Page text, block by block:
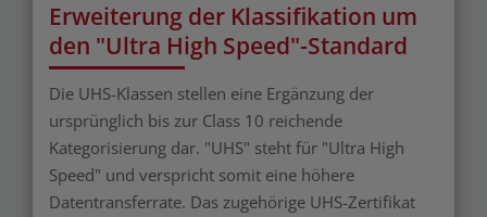
Erweiterung der Klassifikation um
den "Ultra High Speed"-Standard
Die UHS-Klassen stellen eine Ergänzung der
ursprünglich bis zur Class 10 reichende
Kategorisierung dar. "UHS" steht für "Ultra High
Speed" und verspricht somit eine höhere
Datentransferrate. Das zugehörige UHS-Zertifikat